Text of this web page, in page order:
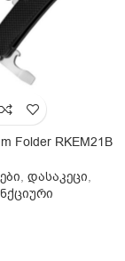
Folder RKEM21B
, დასაკეცი,